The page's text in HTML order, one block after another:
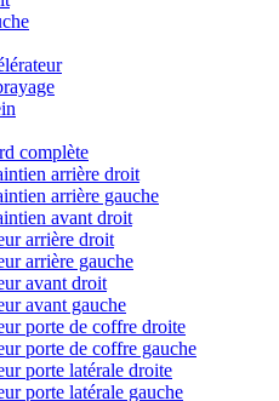
complète
arrière droit
arrière gauche
avant droit
arrière droit
arrière gauche
avant droit
avant gauche
porte de coffre droite
porte de coffre gauche
porte latérale droite
porte latérale gauche